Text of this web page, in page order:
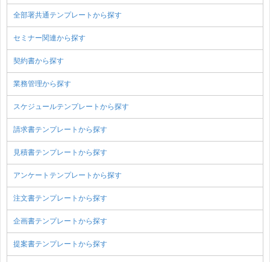
全部署共通テンプレートから探す
セミナー関連から探す
契約書から探す
業務管理から探す
スケジュールテンプレートから探す
請求書テンプレートから探す
見積書テンプレートから探す
アンケートテンプレートから探す
注文書テンプレートから探す
企画書テンプレートから探す
提案書テンプレートから探す